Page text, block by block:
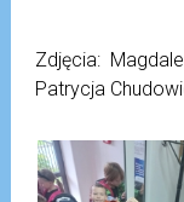
Zdjęcia:
Patrycja